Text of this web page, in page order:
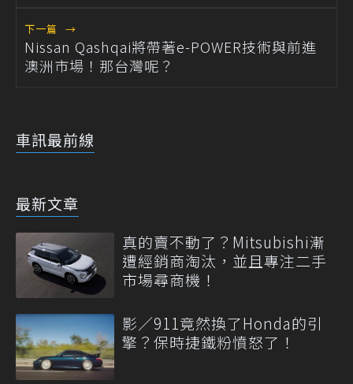
下一篇 →
Nissan Qashqai將帶著e-POWER技術與前進
澳洲市場！那台灣呢？
車訊最前線
最新文章
真的賣不動了？Mitsubishi漸
遭經銷商淘汰，並且專注二手
市場尋商機！
影／911竟然換了Honda的引
擎？保時捷鐵粉憤怒了！